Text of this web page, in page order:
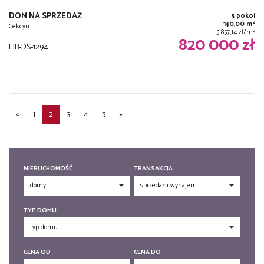
DOM NA SPRZEDAŻ
Cekcyn
5 pokoi
140,00 m2
5 857,14 zł/m2
LIB-DS-1294 820 000 zł
« 1 2 3 4 5 »
NIERUCHOMOŚĆ TRANSAKCJA
TYP DOMU
CENA OD CENA DO